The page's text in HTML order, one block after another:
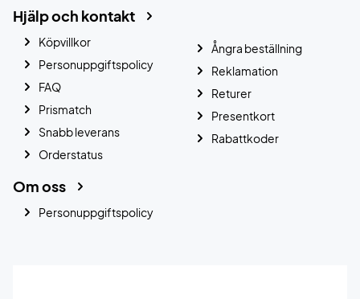
Hjälp och kontakt
Köpvillkor
Personuppgiftspolicy
FAQ
Prismatch
Snabb leverans
Orderstatus
Ångra beställning
Reklamation
Returer
Presentkort
Rabattkoder
Om oss
Personuppgiftspolicy